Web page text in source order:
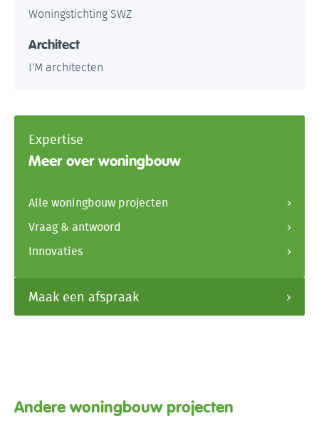
Woningstichting SWZ
Architect
I'M architecten
Expertise
Meer over woningbouw
Alle woningbouw projecten
Vraag & antwoord
Innovaties
Maak een afspraak
Andere woningbouw projecten